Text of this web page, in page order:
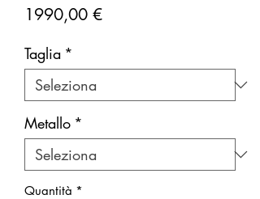
1990,00 €Prezzo
Taglia *
Metallo *
Quantità *